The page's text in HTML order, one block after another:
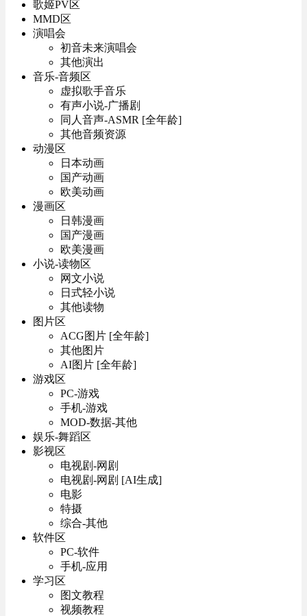
歌姬PV区
MMD区
演唱会
初音未来演唱会
其他演出
音乐-音频区
虚拟歌手音乐
有声小说-广播剧
同人音声-ASMR [全年龄]
其他音频资源
动漫区
日本动画
国产动画
欧美动画
漫画区
日韩漫画
国产漫画
欧美漫画
小说-读物区
网文小说
日式轻小说
其他读物
图片区
ACG图片 [全年龄]
其他图片
AI图片 [全年龄]
游戏区
PC-游戏
手机-游戏
MOD-数据-其他
娱乐-舞蹈区
影视区
电视剧-网剧
电视剧-网剧 [AI生成]
电影
特摄
综合-其他
软件区
PC-软件
手机-应用
学习区
图文教程
视频教程